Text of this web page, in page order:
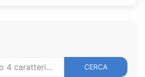
CERCA